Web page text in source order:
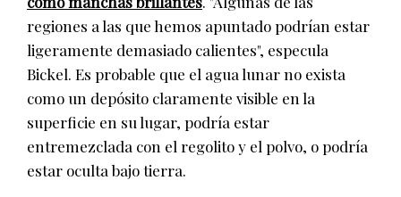
regiones a las que hemos apuntado podrían estar
ligeramente demasiado calientes", especula
Bickel. Es probable que el agua lunar no exista
como un depósito claramente visible en la
superficie en su lugar, podría estar
entremezclada con el regolito y el polvo, o podría
estar oculta bajo tierra.